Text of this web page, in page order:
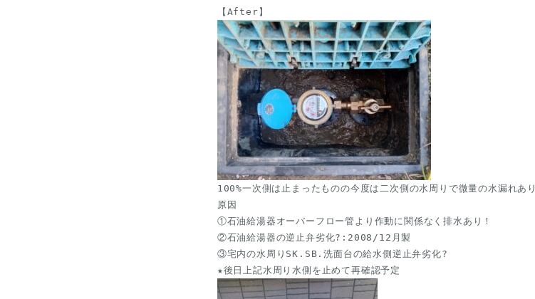
100%一次側は止まったものの今度は二次側の水周りで微量の水漏れあり
原因
①石油給湯器オーバーフロー管より作動に関係なく排水あり！
②石油給湯器の逆止弁劣化?:2008/12月製
③宅内の水周りSK.SB.洗面台の給水側逆止弁劣化?